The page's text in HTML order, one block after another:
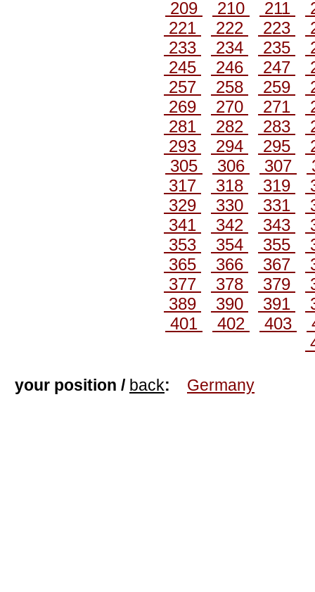
209
210 211
221
222 223
233
234 235
245
246 247
257
258 259
269
270 271
281
282 283
293
294 295
305
306 307
317
318 319
329
330 331
341
342 343
353
354 355
365
366 367
377
378 379
389
390 391
401
402 403
your position / back: Germany